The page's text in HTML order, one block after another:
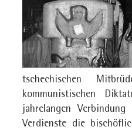
tschechischen
kommunistischen
jahrelangen
Verdienste die